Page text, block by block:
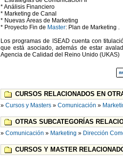
* Análisis Financiero
* Marketing de Canal
* Nuevas Áreas de Marketing
* Proyecto Fin de Master: Plan de Marketing .
Los programas de ISEAD cuenta con
que está asociado, además de estar
Agencia de Calidad del Reino Unido (UKAS)
CURSOS RELACIONADOS EN
» Cursos y Masters » Comunicación »
OTRAS SUBCATEGORÍAS
» Comunicación » Marketing » Dirección
CURSOS Y MASTER